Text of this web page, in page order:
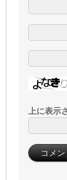
上に表示